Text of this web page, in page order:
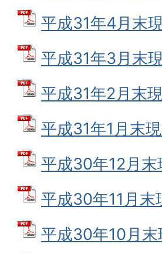
平成31年4月末
平成31年3月末
平成31年2月末
平成31年1月末
平成30年12月
平成30年11月
平成30年10月